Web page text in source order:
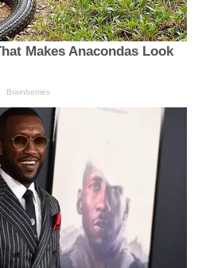
Makes Anacondas Look
Brainberries